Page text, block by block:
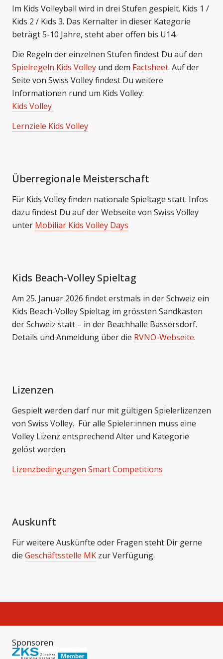
Im Kids Volleyball wird in drei Stufen gespielt. Kids 1 /
Kids 2 / Kids 3. Das Kernalter in dieser Kategorie
beträgt 5-10 Jahre, steht aber offen bis U14.
Die Regeln der einzelnen Stufen findest Du auf den
Spielregeln Kids Volley und dem Factsheet. Auf der
Seite von Swiss Volley findest Du weitere
Informationen rund um Kids Volley:
Kids Volley
Lernziele Kids Volley
Überregionale Meisterschaft
Für Kids Volley finden nationale Spieltage statt. Infos
dazu findest Du auf der Webseite von Swiss Volley
unter Mobiliar Kids Volley Days
Kids Beach-Volley Spieltag
Am 25. Januar 2026 findet erstmals in der Schweiz ein
Kids Beach-Volley Spieltag im grössten Sandkasten
der Schweiz statt – in der Beachhalle Bassersdorf.
Details und Anmeldung über die RVNO-Webseite.
Lizenzen
Gespielt werden darf nur mit gültigen Spielerlizenzen
von Swiss Volley. Für alle Spieler:innen muss eine
Volley Lizenz entsprechend Alter und Kategorie
gelöst werden.
Lizenzbedingungen Smart Competitions
Auskunft
Für weitere Auskünfte oder Fragen steht Dir gerne
die Geschäftsstelle MK zur Verfügung.
Sponsoren